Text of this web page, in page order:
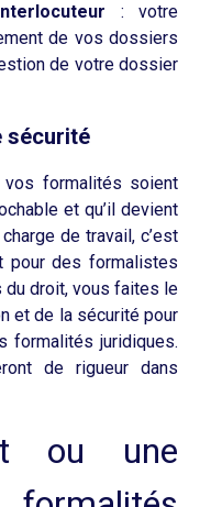
: votre
de vos dossiers
de votre dossier
sécurité
formalités soient
et qu’il devient
de travail, c’est
pour des formalistes
du droit, vous faites le
et de la sécurité pour
formalités juridiques.
de rigueur dans
ou une